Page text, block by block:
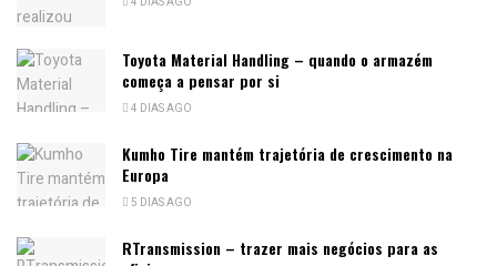
Toyota Material Handling – quando o armazém
começa a pensar por si
4 DIAS AGO
Kumho Tire mantém trajetória de crescimento na
Europa
5 DIAS AGO
RTransmission – trazer mais negócios para as